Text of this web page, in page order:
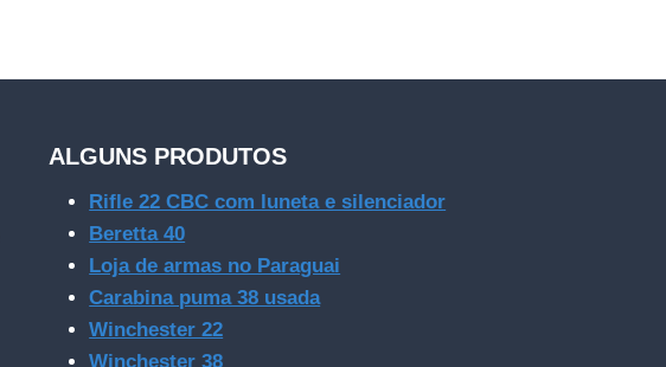
ALGUNS PRODUTOS
Rifle 22 CBC com luneta e silenciador
Beretta 40
Loja de armas no Paraguai
Carabina puma 38 usada
Winchester 22
Winchester 38